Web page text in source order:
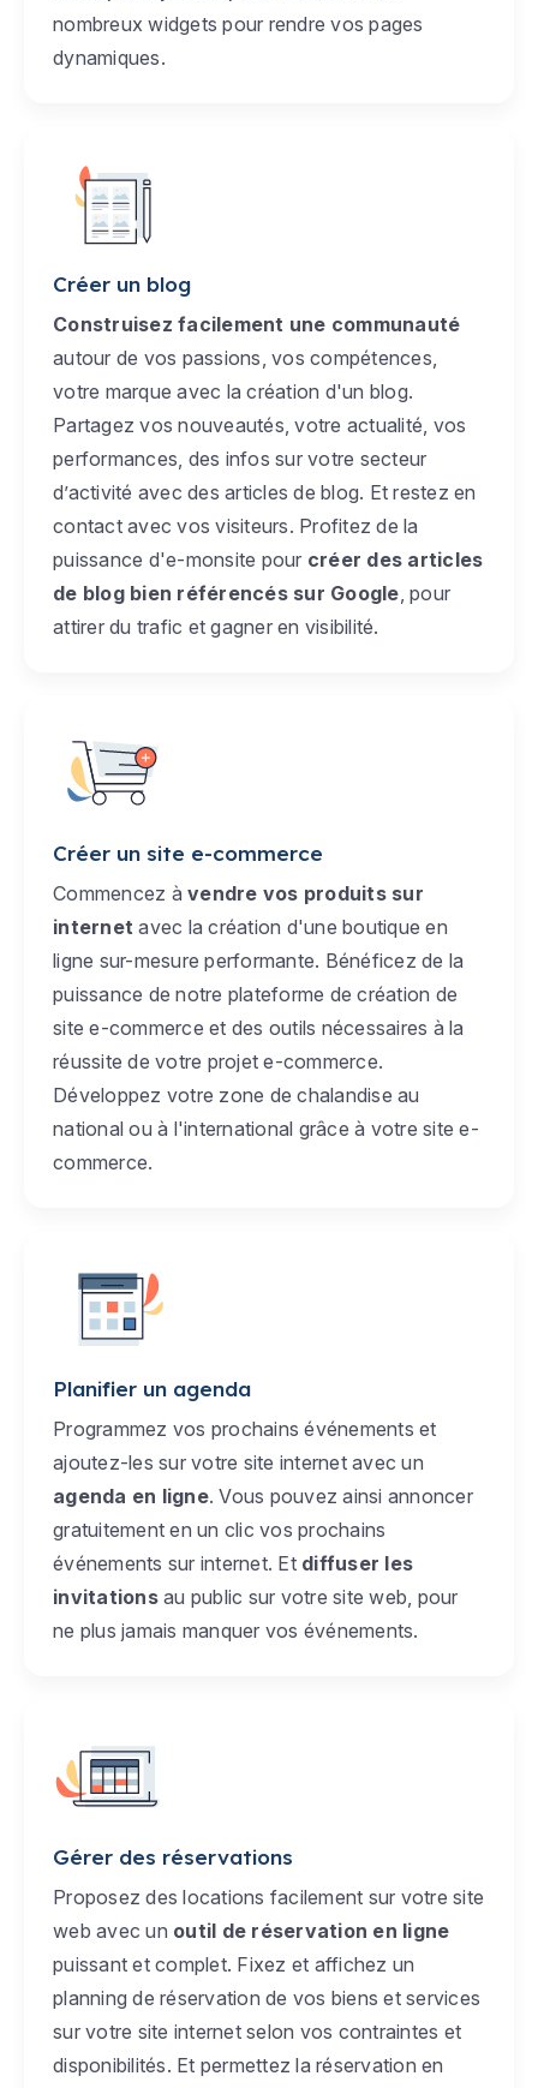
nombreux widgets pour rendre vos pages
dynamiques.
Créer un blog
Construisez facilement une communauté
autour de vos passions, vos compétences,
votre marque avec la création d'un blog.
Partagez vos nouveautés, votre actualité, vos
performances, des infos sur votre secteur
d’activité avec des articles de blog. Et restez en
contact avec vos visiteurs. Profitez de la
puissance d'e-monsite pour créer des articles
de blog bien référencés sur Google , pour
attirer du trafic et gagner en visibilité.
Créer un site e-commerce
Commencez à vendre vos produits sur
internet avec la création d'une boutique en
ligne sur-mesure performante. Bénéficez de la
puissance de notre plateforme de création de
site e-commerce et des outils nécessaires à la
réussite de votre projet e-commerce.
Développez votre zone de chalandise au
national ou à l'international grâce à votre site e-
commerce.
Planifier un agenda
Programmez vos prochains événements et
ajoutez-les sur votre site internet avec un
agenda en ligne. Vous pouvez ainsi annoncer
gratuitement en un clic vos prochains
événements sur internet. Et diffuser les
invitationsau public sur votre site web, pour
ne plus jamais manquer vos événements.
Gérer des réservations
Proposez des locations facilement sur votre site
web avec un outil de réservation en ligne
puissant et complet. Fixez et affichez un
planning de réservation de vos biens et services
sur votre site internet selon vos contraintes et
disponibilités. Et permettez la réservation en